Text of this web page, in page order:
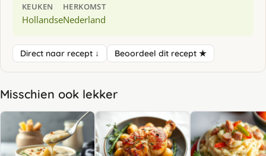
KEUKEN
Hollandse
HERKOMST
Nederland
Direct naar recept ↓ Beoordeel dit recept ★
Misschien ook lekker